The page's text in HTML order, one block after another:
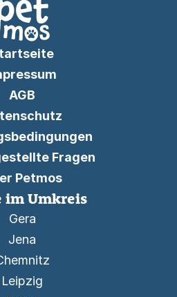
AGB
Fragen
Petmos
im Umkreis
Gera
Jena
Leipzig